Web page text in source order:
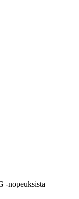
-nopeuksista